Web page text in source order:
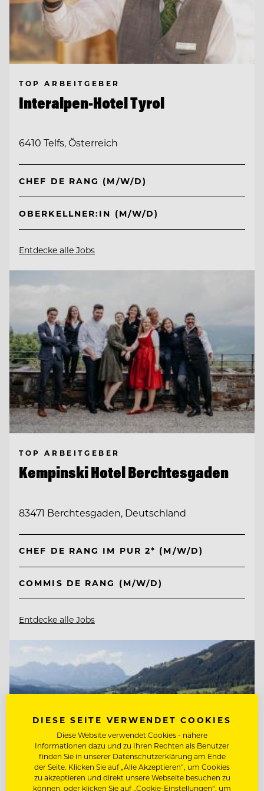
TOP ARBEITGEBER
Interalpen-Hotel Tyrol
6410 Telfs, Österreich
CHEF DE RANG (M/W/D)
OBERKELLNER:IN (M/W/D)
Entdecke alle Jobs
TOP ARBEITGEBER
Kempinski Hotel Berchtesgaden
83471 Berchtesgaden, Deutschland
CHEF DE RANG IM PUR 2* (M/W/D)
COMMIS DE RANG (M/W/D)
Entdecke alle Jobs
DIESE SEITE VERWENDET COOKIES
Diese Website verwendet Cookies - nähere
Informationen dazu und zu Ihren Rechten als Benutzer
finden Sie in unserer Datenschutzerklärung am Ende
der Seite. Klicken Sie auf „Alle Akzeptieren“, um Cookies
zu akzeptieren und direkt unsere Webseite besuchen zu
können, oder klicken Sie auf „Cookie-Einstellungen“, um